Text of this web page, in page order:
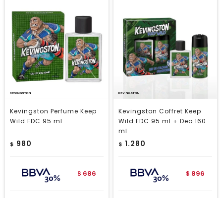
Kevingston Perfume Keep
Wild EDC 95 ml
$ 980
$ 686
Kevingston Coffret Keep
Wild EDC 95 ml + Deo 160
ml
$ 1.280
$ 896